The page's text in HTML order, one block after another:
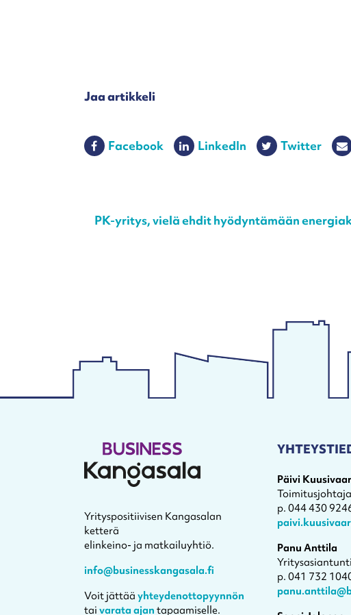
Jaa artikkeli
Facebook LinkedIn Twitter
Post navigation
PK-yritys, vielä ehdit hyödyntämään
Yrityspositiivisen Kangasalan
ketterä
elinkeino- ja matkailuyhtiö.
info@businesskangasala.fi
Voit jättääyhteydenottopyynnön
taivarata ajantapaamiselle.
Päivi
Toimitusjohtaja
p. 044 430
Panu Anttila
p. 041 732